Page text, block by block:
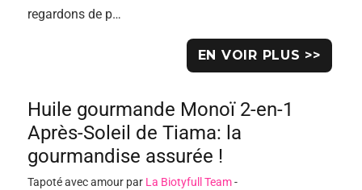
regardons de p…
EN VOIR PLUS >>
Huile gourmande Monoï 2-en-1
Après-Soleil de Tiama: la
gourmandise assurée !
Tapoté avec amour par La Biotyfull Team-